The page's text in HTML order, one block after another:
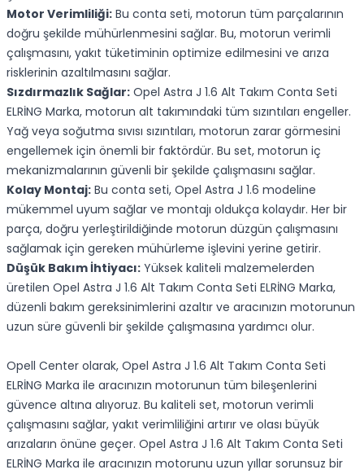
Motor Verimliliği: Bu conta seti, motorun tüm parçalarının
doğru şekilde mühürlenmesini sağlar. Bu, motorun verimli
çalışmasını, yakıt tüketiminin optimize edilmesini ve arıza
risklerinin azaltılmasını sağlar.
Sızdırmazlık Sağlar: Opel Astra J 1.6 Alt Takım Conta Seti
ELRİNG Marka, motorun alt takımındaki tüm sızıntıları engeller.
Yağ veya soğutma sıvısı sızıntıları, motorun zarar görmesini
engellemek için önemli bir faktördür. Bu set, motorun iç
mekanizmalarının güvenli bir şekilde çalışmasını sağlar.
Kolay Montaj: Bu conta seti, Opel Astra J 1.6 modeline
mükemmel uyum sağlar ve montajı oldukça kolaydır. Her bir
parça, doğru yerleştirildiğinde motorun düzgün çalışmasını
sağlamak için gereken mühürleme işlevini yerine getirir.
Düşük Bakım İhtiyacı: Yüksek kaliteli malzemelerden
üretilen Opel Astra J 1.6 Alt Takım Conta Seti ELRİNG Marka,
düzenli bakım gereksinimlerini azaltır ve aracınızın motorunun
uzun süre güvenli bir şekilde çalışmasına yardımcı olur.
Opell Center olarak, Opel Astra J 1.6 Alt Takım Conta Seti
ELRİNG Marka ile aracınızın motorunun tüm bileşenlerini
güvence altına alıyoruz. Bu kaliteli set, motorun verimli
çalışmasını sağlar, yakıt verimliliğini artırır ve olası büyük
arızaların önüne geçer. Opel Astra J 1.6 Alt Takım Conta Seti
ELRİNG Marka ile aracınızın motorunu uzun yıllar sorunsuz bir